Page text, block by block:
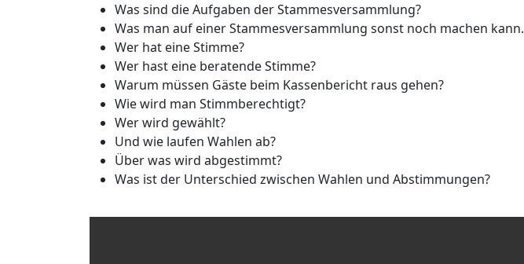
Was sind die Aufgaben der Stammesversammlung?
Was man auf einer Stammesversammlung sonst noch machen kann.
Wer hat eine Stimme?
Wer hast eine beratende Stimme?
Warum müssen Gäste beim Kassenbericht raus gehen?
Wie wird man Stimmberechtigt?
Wer wird gewählt?
Und wie laufen Wahlen ab?
Über was wird abgestimmt?
Was ist der Unterschied zwischen Wahlen und Abstimmungen?